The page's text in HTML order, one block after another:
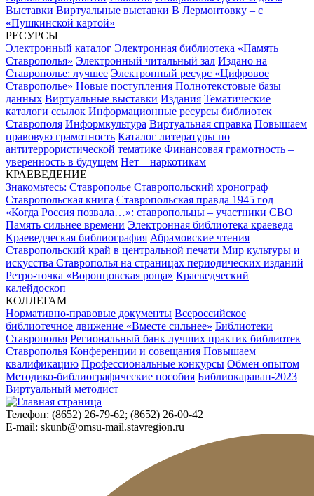
Выставки Виртуальные выставки В Лермонтовку – с
«Пушкинской картой»
РЕСУРСЫ
Электронный каталог Электронная библиотека «Память
Ставрополья» Электронный читальный зал Издано на
Ставрополье: лучшее Электронный ресурс «Цифровое
Ставрополье» Новые поступления Полнотекстовые базы
данных Виртуальные выставки Издания Тематические
каталоги ссылок Информационные ресурсы библиотек
Ставрополя Информкультура Виртуальная справка Повышаем
правовую грамотность Каталог литературы по
антитеррористической тематике Финансовая грамотность –
уверенность в будущем Нет – наркотикам
КРАЕВЕДЕНИЕ
Знакомьтесь: Ставрополье Ставропольский хронограф
Ставропольская книга Ставропольская правда 1945 год
«Когда Россия позвала…»: ставропольцы – участники СВО
Память сильнее времени Электронная библиотека краеведа
Краеведческая библиография Абрамовские чтения
Ставропольский край в центральной печати Мир культуры и
искусства Ставрополья на страницах периодических изданий
Ретро-точка «Воронцовская роща» Краеведческий
калейдоскоп
КОЛЛЕГАМ
Нормативно-правовые документы Всероссийское
библиотечное движение «Вместе сильнее» Библиотеки
Ставрополья Региональный банк лучших практик библиотек
Ставрополья Конференции и совещания Повышаем
квалификацию Профессиональные конкурсы Обмен опытом
Методико-библиографические пособия Библиокараван-2023
Виртуальный методист
Телефон: (8652) 26-79-62; (8652) 26-00-42
E-mail: skunb@omsu-mail.stavregion.ru